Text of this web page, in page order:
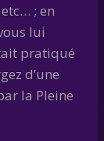
; en
lui
pratiqué
d’une
la Pleine